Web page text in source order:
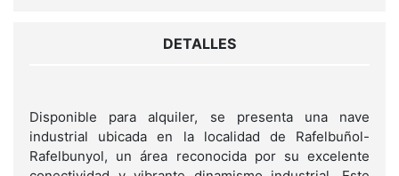
DETALLES
Disponible para alquiler, se presenta una nave
industrial ubicada en la localidad de Rafelbuñol-
Rafelbunyol, un área reconocida por su excelente